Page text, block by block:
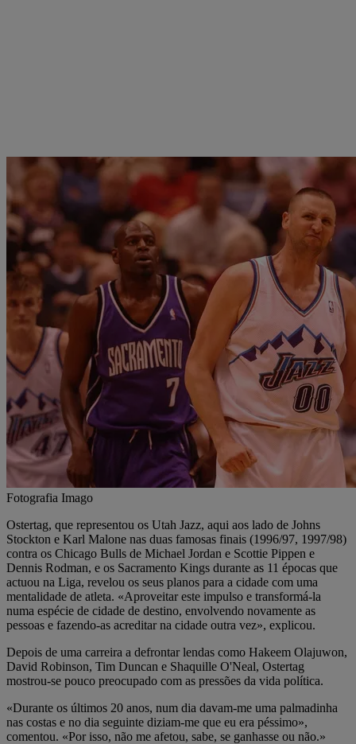
Fotografia Imago
Ostertag, que representou os Utah Jazz, aqui aos lado de Johns
Stockton e Karl Malone nas duas famosas finais (1996/97, 1997/98)
contra os Chicago Bulls de Michael Jordan e Scottie Pippen e
Dennis Rodman, e os Sacramento Kings durante as 11 épocas que
actuou na Liga, revelou os seus planos para a cidade com uma
mentalidade de atleta. «Aproveitar este impulso e transformá-la
numa espécie de cidade de destino, envolvendo novamente as
pessoas e fazendo-as acreditar na cidade outra vez», explicou.
Depois de uma carreira a defrontar lendas como Hakeem Olajuwon,
David Robinson, Tim Duncan e Shaquille O'Neal, Ostertag
mostrou-se pouco preocupado com as pressões da vida política.
«Durante os últimos 20 anos, num dia davam-me uma palmadinha
nas costas e no dia seguinte diziam-me que eu era péssimo»,
comentou. «Por isso, não me afetou, sabe, se ganhasse ou não.»